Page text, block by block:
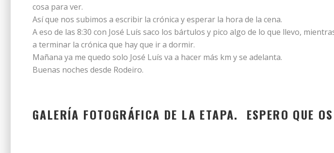
cosa para ver.
Así que nos subimos a escribir la crónica y esperar la hora de la cena.
A eso de las 8:30 con José Luís saco los bártulos y pico algo de lo que llevo,
a terminar la crónica que hay que ir a dormir.
Mañana ya me quedo solo José Luís va a hacer más km y se adelanta.
Buenas noches desde Rodeiro.
GALERÍA FOTOGRÁFICA DE LA ETAPA. ESPERO QUE